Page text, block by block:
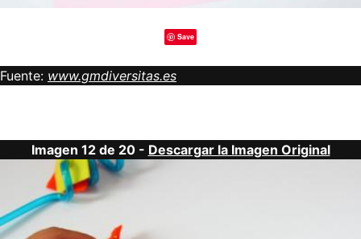
Save
Fuente: www.gmdiversitas.es
Imagen 12 de 20 - Descargar la Imagen Original